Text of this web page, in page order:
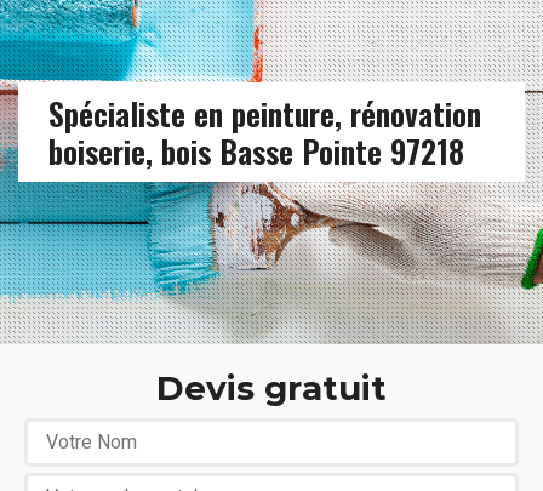
Spécialiste en peinture, rénovation
boiserie, bois Basse Pointe 97218
Devis gratuit